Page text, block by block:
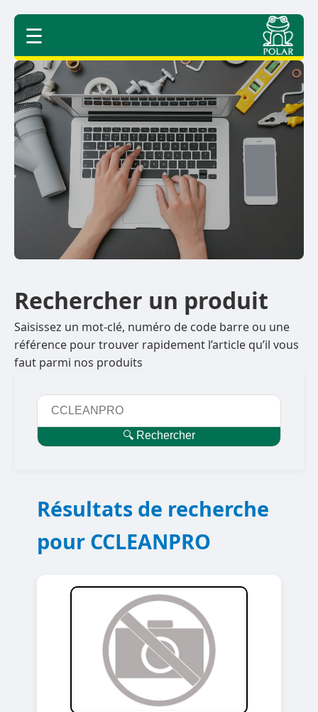
☰
Rechercher un produit
Saisissez un mot-clé, numéro de code barre ou une
référence pour trouver rapidement l’article qu’il vous
faut parmi nos produits
🔍 Rechercher
Résultats de recherche
pour CCLEANPRO